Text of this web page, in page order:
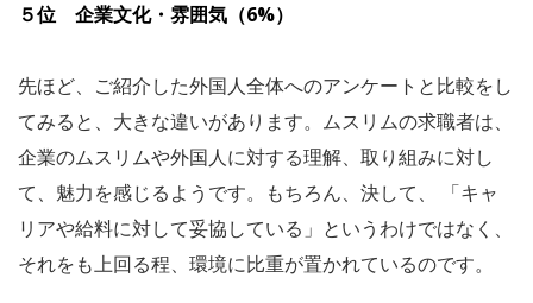
５位 企業文化・雰囲気（6%）
先ほど、ご紹介した外国人全体へのアンケートと比較をし
てみると、大きな違いがあります。ムスリムの求職者は、
企業のムスリムや外国人に対する理解、取り組みに対し
て、魅力を感じるようです。もちろん、決して、 「キャ
リアや給料に対して妥協している」というわけではなく、
それをも上回る程、環境に比重が置かれているのです。